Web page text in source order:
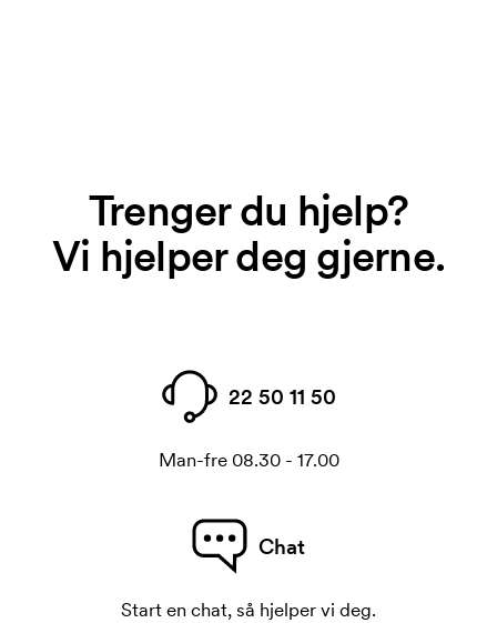
Trenger du hjelp?
Vi hjelper deg gjerne.
22 50 11 50
Man-fre 08.30 - 17.00
Chat
Start en chat, så hjelper vi deg.